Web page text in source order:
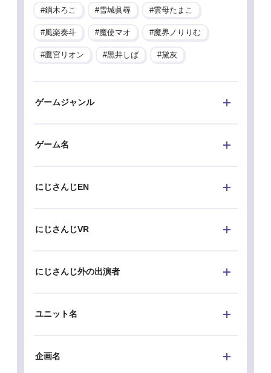
鏑木ろこ 雪城眞尋 雲母たまこ
風楽奏斗 魔使マオ 魔界ノりりむ
鷹宮リオン 黒井しば 黛灰
ゲームジャンル
ゲーム名
にじさんじEN
にじさんじVR
にじさんじ外の出演者
ユニット名
企画名